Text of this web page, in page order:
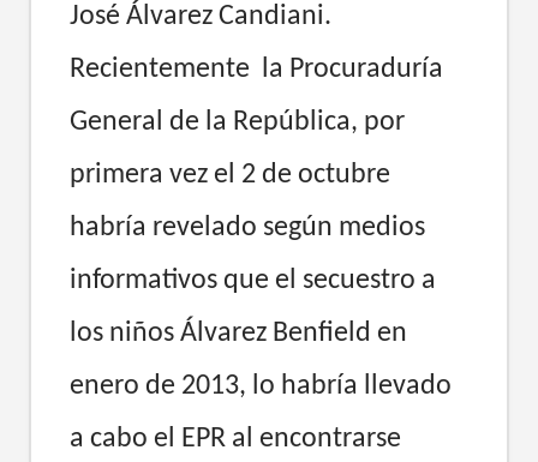
José Álvarez Candiani.
Recientemente la Procuraduría
General de la República, por
primera vez el 2 de octubre
habría revelado según medios
informativos que el secuestro a
los niños Álvarez Benfield en
enero de 2013, lo habría llevado
a cabo el EPR al encontrarse